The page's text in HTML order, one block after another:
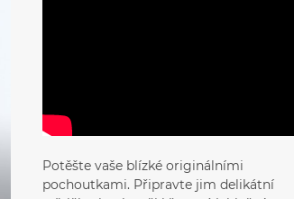
Potěšte vaše blízké originálními
pochoutkami. Připravte jim delikátní